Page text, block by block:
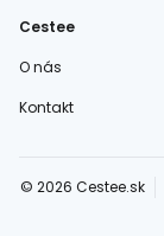
Cestee
O nás
Kontakt
© 2026 Cestee.sk